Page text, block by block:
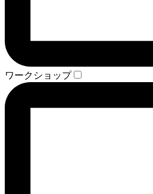
ワークショップ